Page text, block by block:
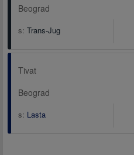
Beograd
s: Trans-Jug
Tivat
Beograd
s: Lasta